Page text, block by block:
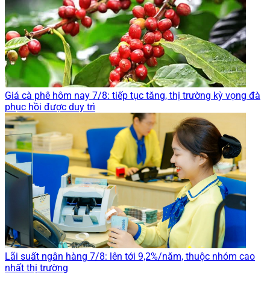
Giá cà phê hôm nay 7/8: tiếp tục tăng, thị trường kỳ vọng đà
phục hồi được duy trì
Lãi suất ngân hàng 7/8: lên tới 9,2%/năm, thuộc nhóm cao
nhất thị trường